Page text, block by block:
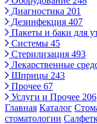
Диагностика 201
Дезинфекция 407
Пакеты и баки для
Системы 45
Стерилизация 493
Лекарственные
Шприцы 243
Прочее 67
Услуги и Прочее 206
Главная Каталог
стоматологии